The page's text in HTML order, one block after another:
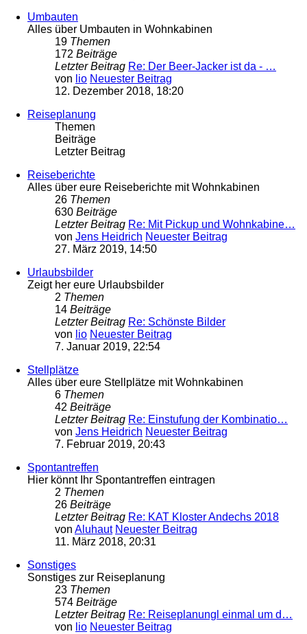
Umbauten
Alles über Umbauten in Wohnkabinen
19 Themen
172 Beiträge
Letzter Beitrag Re: Der Beer-Jacker ist da - …
von lio Neuester Beitrag
12. Dezember 2018, 18:20
Reiseplanung
Themen
Beiträge
Letzter Beitrag
Reiseberichte
Alles über eure Reiseberichte mit Wohnkabinen
26 Themen
630 Beiträge
Letzter Beitrag Re: Mit Pickup und Wohnkabine…
von Jens Heidrich Neuester Beitrag
27. März 2019, 14:50
Urlaubsbilder
Zeigt her eure Urlaubsbilder
2 Themen
14 Beiträge
Letzter Beitrag Re: Schönste Bilder
von lio Neuester Beitrag
7. Januar 2019, 22:54
Stellplätze
Alles über eure Stellplätze mit Wohnkabinen
6 Themen
42 Beiträge
Letzter Beitrag Re: Einstufung der Kombinatio…
von Jens Heidrich Neuester Beitrag
7. Februar 2019, 20:43
Spontantreffen
Hier könnt Ihr Spontantreffen eintragen
2 Themen
26 Beiträge
Letzter Beitrag Re: KAT Kloster Andechs 2018
von Aluhaut Neuester Beitrag
11. März 2018, 20:31
Sonstiges
Sonstiges zur Reiseplanung
23 Themen
574 Beiträge
Letzter Beitrag Re: Reiseplanungl einmal um d…
von lio Neuester Beitrag